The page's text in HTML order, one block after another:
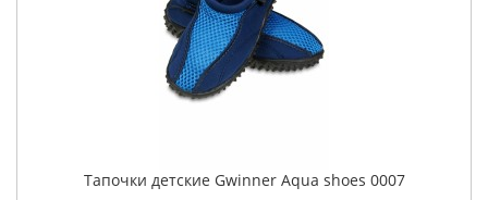
Тапочки детские Gwinner Aqua shoes 0007